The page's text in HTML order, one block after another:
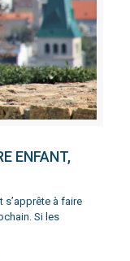
ENFANT,
s’apprête à faire
Si les